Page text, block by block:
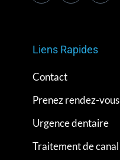
Liens Rapides
Contact
Prenez rendez-vous
Urgence dentaire
Traitement de canal